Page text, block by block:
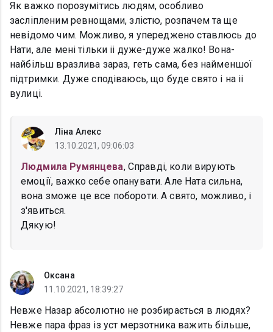
Як важко порозумітись людям, особливо
засліпленим ревнощами, злістю, розпачем та ще
невідомо чим. Можливо, я упереджено ставлюсь до
Нати, але мені тільки іі дуже-дуже жалко! Вона-
найбільш вразлива зараз, геть сама, без найменшої
підтримки. Дуже сподіваюсь, що буде свято і на іі
вулиці.
Ліна Алекс
13.10.2021, 09:06:03
Людмила Румянцева, Справді, коли вирують
емоції, важко себе опанувати. Але Ната сильна,
вона зможе це все побороти. А свято, можливо, і
з'явиться.
Дякую!
Оксана
11.10.2021, 18:39:27
Невже Назар абсолютно не розбирається в людях?
Невже пара фраз із уст мерзотника важить більше,